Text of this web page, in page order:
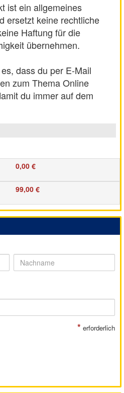
ist ein allgemeines
ersetzt keine rechtliche
Haftung für die
übernehmen.
dass du per E-Mail
zum Thema Online
du immer auf dem
0,00 €
99,00 €
* erforderlich